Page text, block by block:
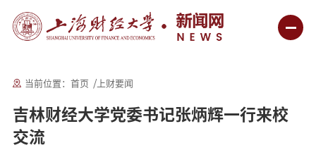
当前位置：首页 上财要闻
吉林财经大学党委书记张炳辉一行来校
交流